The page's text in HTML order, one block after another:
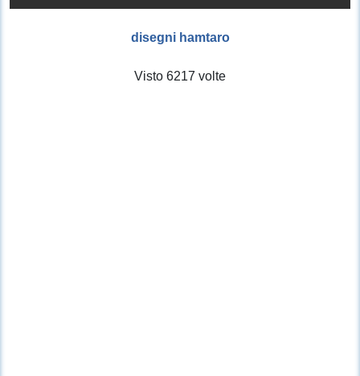
disegni hamtaro
Visto 6217 volte